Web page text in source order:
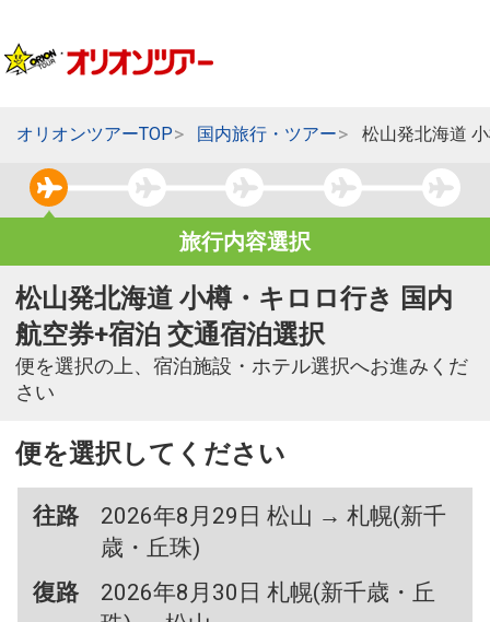
オリオンツアーTOP 国内旅行・ツアー 松山発北海道
旅行内容選択
松山発北海道 小樽・キロロ行き 国内
航空券+宿泊 交通宿泊選択
便を選択の上、宿泊施設・ホテル選択へお進みくだ
さい
便を選択してください
往路
2026年8月29日 松山 → 札幌(新千
歳・丘珠)
復路
2026年8月30日 札幌(新千歳・丘